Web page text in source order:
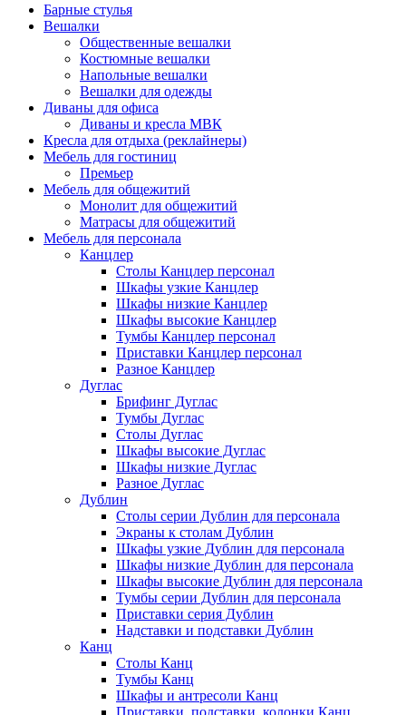
Барные стулья
Вешалки
Общественные вешалки
Костюмные вешалки
Напольные вешалки
Вешалки для одежды
Диваны для офиса
Диваны и кресла МВК
Кресла для отдыха (реклайнеры)
Мебель для гостиниц
Премьер
Мебель для общежитий
Монолит для общежитий
Матрасы для общежитий
Мебель для персонала
Канцлер
Столы Канцлер персонал
Шкафы узкие Канцлер
Шкафы низкие Канцлер
Шкафы высокие Канцлер
Тумбы Канцлер персонал
Приставки Канцлер персонал
Разное Канцлер
Дуглас
Брифинг Дуглас
Тумбы Дуглас
Столы Дуглас
Шкафы высокие Дуглас
Шкафы низкие Дуглас
Разное Дуглас
Дублин
Столы серии Дублин для персонала
Экраны к столам Дублин
Шкафы узкие Дублин для персонала
Шкафы низкие Дублин для персонала
Шкафы высокие Дублин для персонала
Тумбы серии Дублин для персонала
Приставки серия Дублин
Надставки и подставки Дублин
Канц
Столы Канц
Тумбы Канц
Шкафы и антресоли Канц
Приставки, подставки, колонки Канц